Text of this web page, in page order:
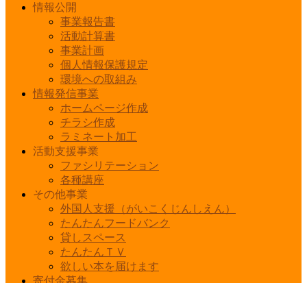
情報公開
事業報告書
活動計算書
事業計画
個人情報保護規定
環境への取組み
情報発信事業
ホームページ作成
チラシ作成
ラミネート加工
活動支援事業
ファシリテーション
各種講座
その他事業
外国人支援（がいこくじんしえん）
たんたんフードバンク
貸しスペース
たんたんＴＶ
欲しい本を届けます